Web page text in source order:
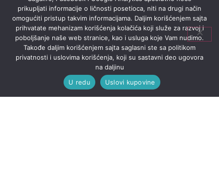
prikupljati informacije o ličnosti posetioca, niti na drugi način
omogućiti pristup takvim informacijama. Daljim korišćenjem sajta
prihvatate mehanizam korišćenja kolačića koji služe za razvoj i
poboljšanje naše web stranice, kao i usluga koje Vam nudimo.
Takođe daljim korišćenjem sajta saglasni ste sa politikom
privatnosti i uslovima korišćenja, koji su sastavni deo ugovora
na daljinu
U redu
Uslovi kupovine